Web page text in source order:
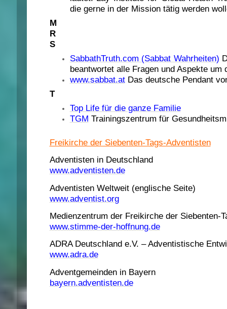
die gerne in der Mission tätig werden
M
R
S
SabbathTruth.com (Sabbat Wahrheiten)
beantwortet alle Fragen und Aspekte um
www.sabbat.at Das deutsche Pendant
T
Top Life für die ganze Familie
TGM Trainingszentrum für
Freikirche der Siebenten-Tags-Adventisten
Adventisten in Deutschland
www.adventisten.de
Adventisten Weltweit (englische Seite)
www.adventist.org
Medienzentrum der Freikirche der Siebenten-
www.stimme-der-hoffnung.de
ADRA Deutschland e.V. – Adventistische
www.adra.de
Adventgemeinden in Bayern
bayern.adventisten.de